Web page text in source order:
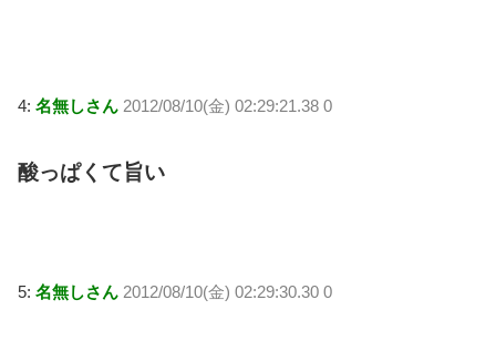
4: 名無しさん 2012/08/10(金) 02:29:21.38 0
酸っぱくて旨い
5: 名無しさん 2012/08/10(金) 02:29:30.30 0